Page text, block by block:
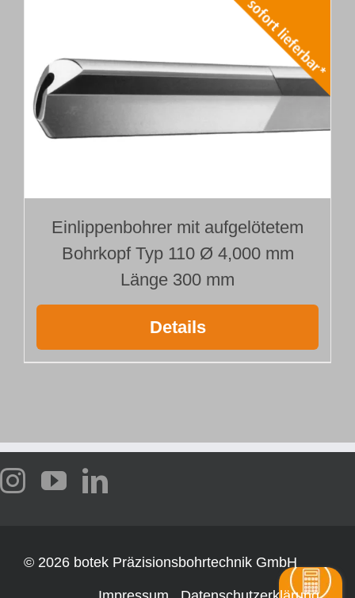
Einlippenbohrer mit aufgelötetem
Bohrkopf Typ 110 Ø 4,000 mm
Länge 300 mm
Details
© 2026 botek Präzisionsbohrtechnik GmbH